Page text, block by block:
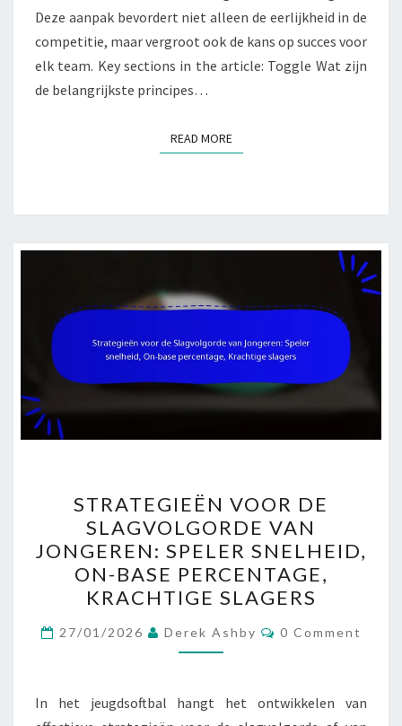
Deze aanpak bevordert niet alleen de eerlijkheid in de
competitie, maar vergroot ook de kans op succes voor
elk team. Key sections in the article: Toggle Wat zijn
de belangrijkste principes…
READ MOREREAD MORE
VOOR
DE
SLAGVOLGORDE
VAN
JONGEREN:
SPELER
SNELHEID,
BASE
STRATEGIEËN VOOR DE
SLAGVOLGORDE VAN
JONGEREN: SPELER SNELHEID,
ON-BASE PERCENTAGE,
KRACHTIGE SLAGERS
27/01/2026 Derek Ashby Comments
0 Comment
In het jeugdsoftbal hangt het ontwikkelen van